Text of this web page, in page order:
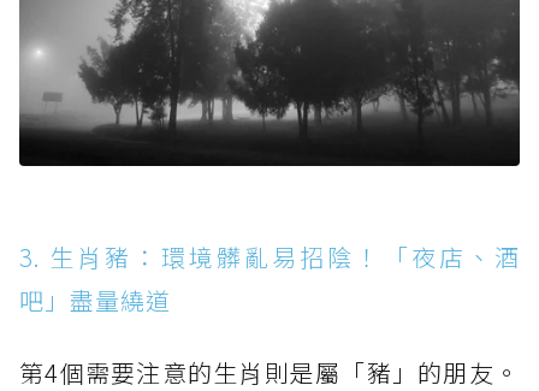
3. 生肖豬：環境髒亂易招陰！「夜店、酒
吧」盡量繞道
第4個需要注意的生肖則是屬「豬」的朋友。